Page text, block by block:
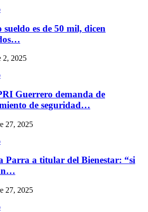
sueldo es de 50 mil, dicen
2, 2025
Guerrero demanda de
de seguridad…
27, 2025
Parra a titular del Bienestar: “si
27, 2025